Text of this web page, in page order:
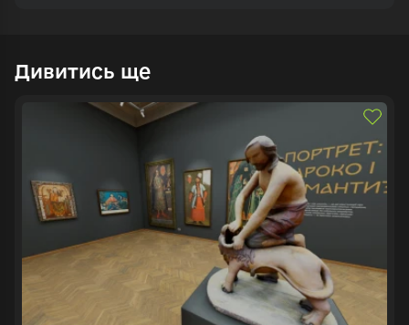
Дивитись ще